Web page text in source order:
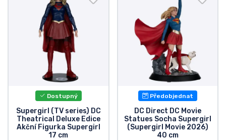
Dostupný
Supergirl (TV series) DC
Theatrical Deluxe Edice
Akční Figurka Supergirl
17 cm
Předobjednat
DC Direct DC Movie
Statues Socha Supergirl
(Supergirl Movie 2026)
40 cm